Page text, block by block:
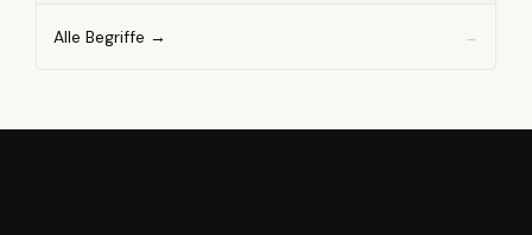
Alle Begriffe →